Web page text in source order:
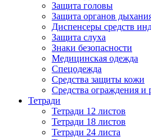
Защита головы
Защита органов
Диспенсеры средств
Защита слуха
Знаки безопасности
Медицинская одежда
Спецодежда
Средства защиты кожи
Средства ограждения и
Тетради
Тетради 12 листов
Тетради 18 листов
Тетради 24 листа